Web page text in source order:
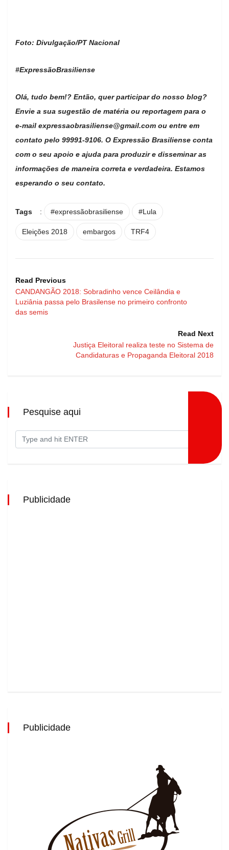
Foto: Divulgação/PT Nacional
#ExpressãoBrasiliense
Olá, tudo bem!? Então, quer participar do nosso blog?
Envie a sua sugestão de matéria ou reportagem para o
e-mail expressaobrasiliense@gmail.com ou entre em
contato pelo 99991-9106. O Expressão Brasiliense conta
com o seu apoio e ajuda para produzir e disseminar as
informações de maneira correta e verdadeira. Estamos
esperando o seu contato.
Tags : #expressãobrasiliense #Lula
Eleições 2018 embargos TRF4
Read Previous
CANDANGÃO 2018: Sobradinho vence Ceilândia e
Luziânia passa pelo Brasilense no primeiro confronto
das semis
Read Next
Justiça Eleitoral realiza teste no Sistema de
Candidaturas e Propaganda Eleitoral 2018
Pesquise aqui
Publicidade
Publicidade